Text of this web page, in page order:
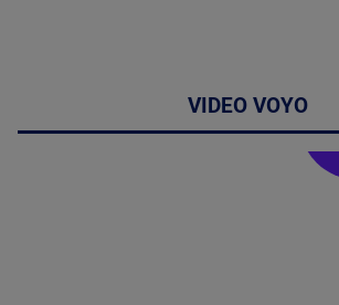
VIDEO VOYO